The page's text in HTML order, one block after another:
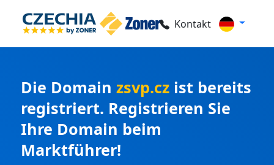
Kontakt
Die Domainzsvp.cz ist bereits
registriert. Registrieren Sie
Ihre Domain beim
Marktführer!